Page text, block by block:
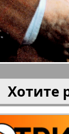
Life
МК
Хотите